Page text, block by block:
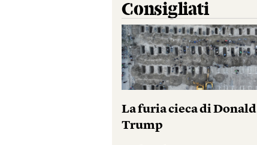
Consigliati
La furia cieca di Donald
Trump